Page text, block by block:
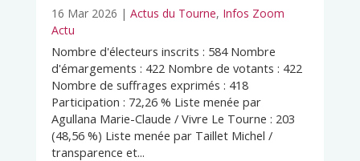
16 Mar 2026 | Actus du Tourne, Infos Zoom
Actu
Nombre d'électeurs inscrits : 584 Nombre
d'émargements : 422 Nombre de votants : 422
Nombre de suffrages exprimés : 418
Participation : 72,26 % Liste menée par
Agullana Marie-Claude / Vivre Le Tourne : 203
(48,56 %) Liste menée par Taillet Michel /
transparence et...